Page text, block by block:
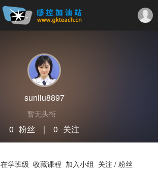
sunliu8897
暂无头衔
0 粉丝 ｜ 0 关注
在学班级 收藏课程 加入小组 关注 / 粉丝